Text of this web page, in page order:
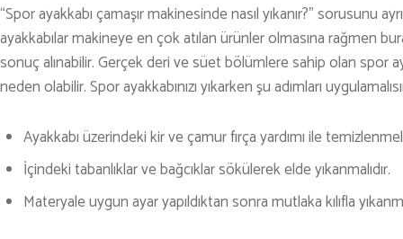
“Spor ayakkabı çamaşır makinesinde nasıl yıkanır?” sorusunu
ayakkabılar makineye en çok atılan ürünler olmasına rağmen
sonuç alınabilir. Gerçek deri ve süet bölümlere sahip olan spor
neden olabilir. Spor ayakkabınızı yıkarken şu adımları
Ayakkabı üzerindeki kir ve çamur fırça yardımı ile
İçindeki tabanlıklar ve bağcıklar sökülerek elde yıkanmalıdır.
Materyale uygun ayar yapıldıktan sonra mutlaka kılıfla